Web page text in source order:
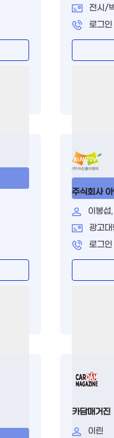
전시/
로그
주식회사
이봉섭
광고
로그
카담매거진
이린